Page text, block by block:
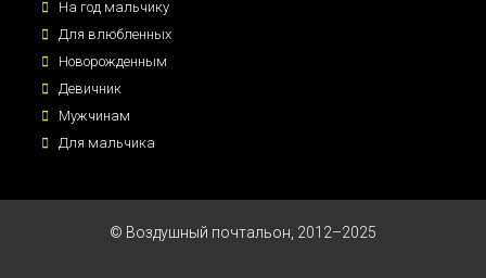
На год мальчику
Для влюбленных
Новорожденным
Девичник
Мужчинам
Для мальчика
© Воздушный почтальон, 2012–2025